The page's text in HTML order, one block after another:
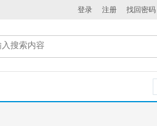
登录 注册 找回密码